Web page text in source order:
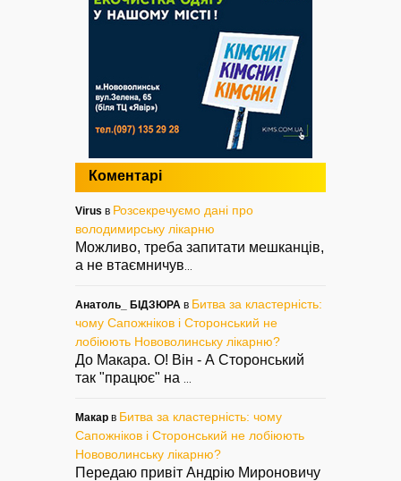
Коментарі
Virus в Розсекречуємо дані про
володимирську лікарню
Можливо, треба запитати мешканців,
а не втаємничув
Анатоль_ БІДЗЮРА в Битва за кластерність:
чому Сапожніков і Сторонський не
лобіюють Нововолинську лікарню?
До Макара. О! Він - А Сторонський
так "працює" на
Макар в Битва за кластерність: чому
Сапожніков і Сторонський не лобіюють
Нововолинську лікарню?
Передаю привіт Андрію Мироновичу